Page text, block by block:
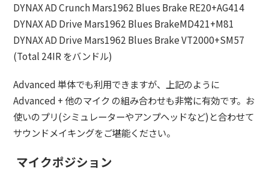
DYNAX AD Crunch Mars1962 Blues Brake RE20+AG414
DYNAX AD Drive Mars1962 Blues BrakeMD421+M81
DYNAX AD Drive Mars1962 Blues Brake VT2000+SM57
(Total 24IR をバンドル)
Advanced 単体でも利用できますが、上記のように
Advanced + 他のマイク の組み合わせも非常に有効です。お
使いのプリ(シミュレーターやアンプヘッドなど)と合わせて
サウンドメイキングをご堪能ください。
マイクポジション